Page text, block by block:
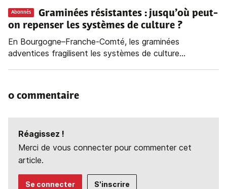
Abonnés
Graminées résistantes : jusqu’où peut-
on repenser les systèmes de culture ?
En Bourgogne–Franche-Comté, les graminées
adventices fragilisent les systèmes de culture...
0 commentaire
Réagissez !
Merci de vous connecter pour commenter cet
article.
Se connecter S'inscrire